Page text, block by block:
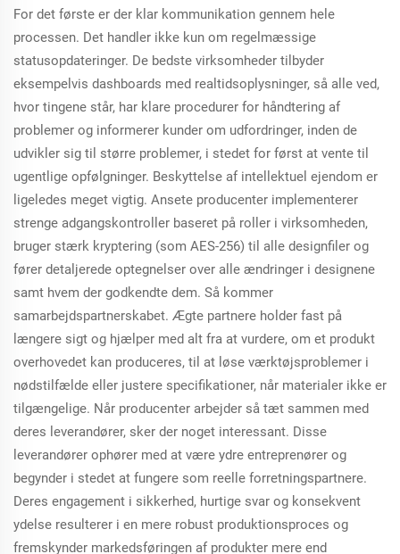
For det første er der klar kommunikation gennem hele
processen. Det handler ikke kun om regelmæssige
statusopdateringer. De bedste virksomheder tilbyder
eksempelvis dashboards med realtidsoplysninger, så alle ved,
hvor tingene står, har klare procedurer for håndtering af
problemer og informerer kunder om udfordringer, inden de
udvikler sig til større problemer, i stedet for først at vente til
ugentlige opfølgninger. Beskyttelse af intellektuel ejendom er
ligeledes meget vigtig. Ansete producenter implementerer
strenge adgangskontroller baseret på roller i virksomheden,
bruger stærk kryptering (som AES-256) til alle designfiler og
fører detaljerede optegnelser over alle ændringer i designene
samt hvem der godkendte dem. Så kommer
samarbejdspartnerskabet. Ægte partnere holder fast på
længere sigt og hjælper med alt fra at vurdere, om et produkt
overhovedet kan produceres, til at løse værktøjsproblemer i
nødstilfælde eller justere specifikationer, når materialer ikke er
tilgængelige. Når producenter arbejder så tæt sammen med
deres leverandører, sker der noget interessant. Disse
leverandører ophører med at være ydre entreprenører og
begynder i stedet at fungere som reelle forretningspartnere.
Deres engagement i sikkerhed, hurtige svar og konsekvent
ydelse resulterer i en mere robust produktionsproces og
fremskynder markedsføringen af produkter mere end